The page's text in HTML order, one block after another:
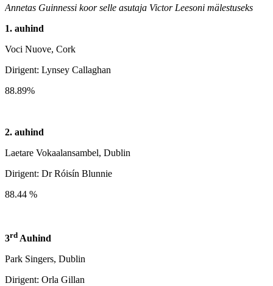
Annetas Guinnessi koor selle asutaja Victor Leesoni mälestuseks
1. auhind
Voci Nuove, Cork
Dirigent: Lynsey Callaghan
88.89%
2. auhind
Laetare Vokaalansambel, Dublin
Dirigent: Dr Róisín Blunnie
88.44 %
3rd Auhind
Park Singers, Dublin
Dirigent: Orla Gillan